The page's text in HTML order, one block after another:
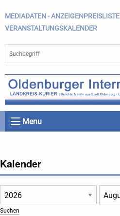
MEDIADATEN - ANZEIGENPREISLISTE
VERANSTALTUNGSKALENDER
Menu
Kalender